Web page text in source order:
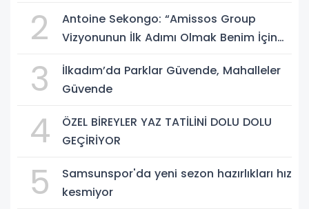
2
Antoine Sekongo: “Amissos Group
Vizyonunun İlk Adımı Olmak Benim İçin
3
İlkadım’da Parklar Güvende, Mahalleler
Güvende
4
ÖZEL BİREYLER YAZ TATİLİNİ DOLU DOLU
GEÇİRİYOR
5
Samsunspor'da yeni sezon hazırlıkları hız
kesmiyor